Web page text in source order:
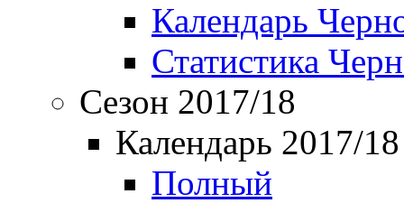
Календарь
Статистика
Сезон 2017/18
Календарь 2017/18
Полный